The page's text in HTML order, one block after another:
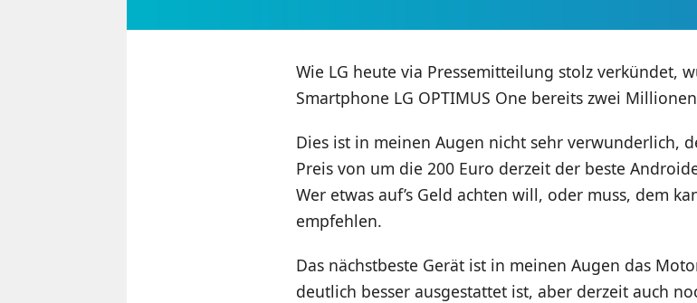
Wie LG heute via Pressemitteilung stolz verkündet,
Smartphone LG OPTIMUS One bereits zwei
Dies ist in meinen Augen nicht sehr verwunderlich,
Preis von um die 200 Euro derzeit der beste
Wer etwas auf’s Geld achten will, oder muss, dem
empfehlen.
Das nächstbeste Gerät ist in meinen Augen das
deutlich besser ausgestattet ist, aber derzeit auch